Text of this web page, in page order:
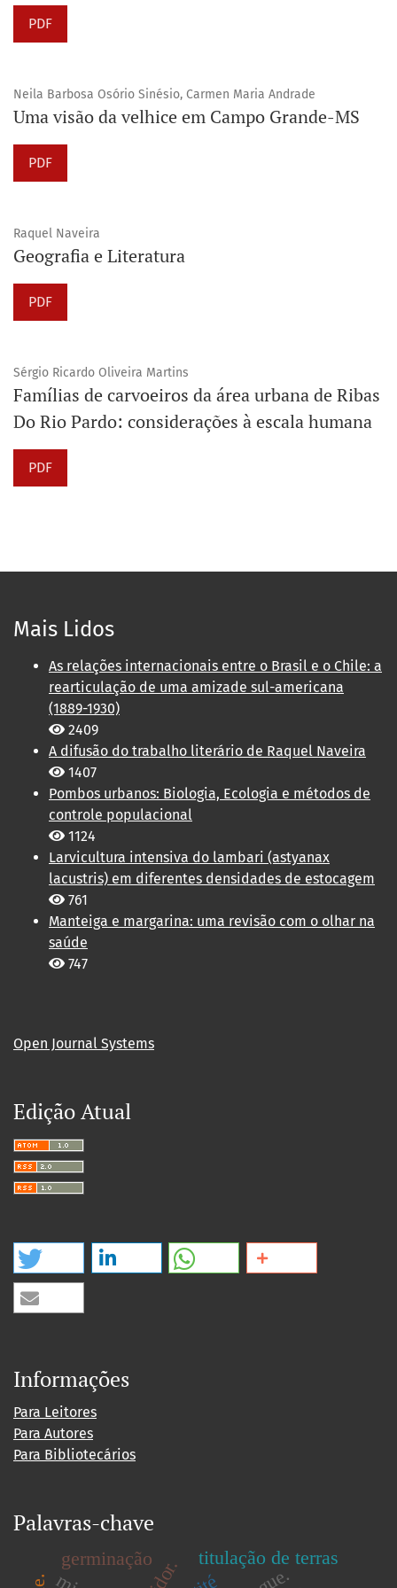
PDF
Neila Barbosa Osório Sinésio, Carmen Maria Andrade
Uma visão da velhice em Campo Grande-MS
PDF
Raquel Naveira
Geografia e Literatura
PDF
Sérgio Ricardo Oliveira Martins
Famílias de carvoeiros da área urbana de Ribas
Do Rio Pardo: considerações à escala humana
PDF
Mais Lidos
As relações internacionais entre o Brasil e o Chile: a
rearticulação de uma amizade sul-americana
(1889-1930)
2409
A difusão do trabalho literário de Raquel Naveira
1407
Pombos urbanos: Biologia, Ecologia e métodos de
controle populacional
1124
Larvicultura intensiva do lambari (astyanax
lacustris) em diferentes densidades de estocagem
761
Manteiga e margarina: uma revisão com o olhar na
saúde
747
Open Journal Systems
Edição Atual
Informações
Para Leitores
Para Autores
Para Bibliotecários
Palavras-chave
titulação de terras
germinação